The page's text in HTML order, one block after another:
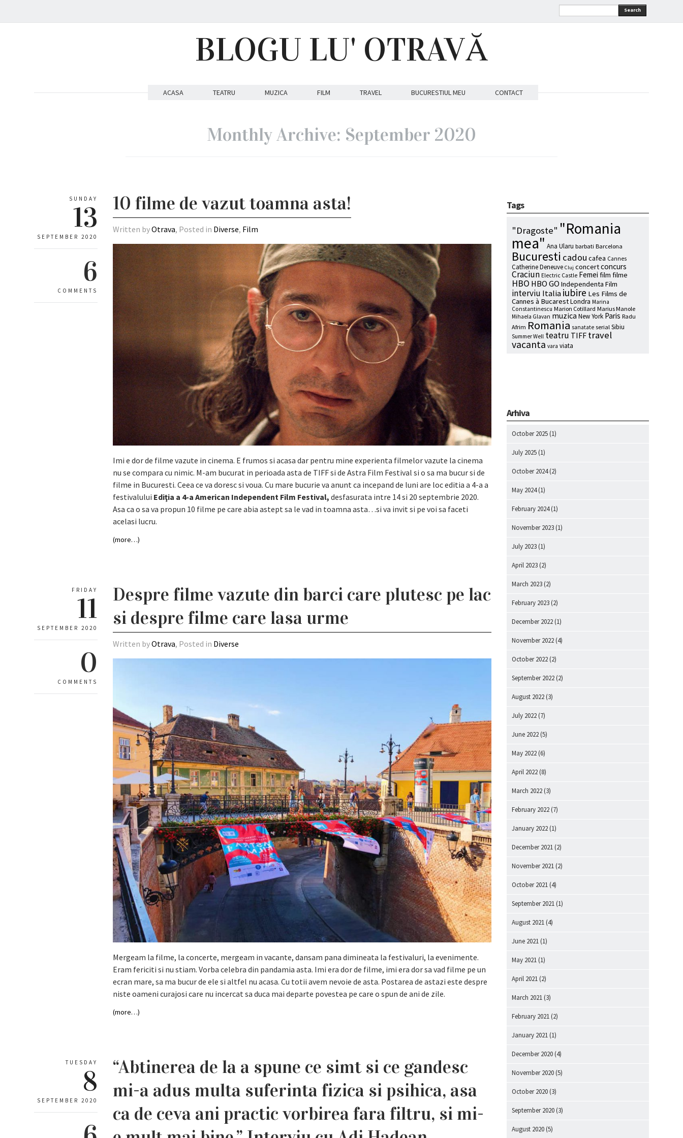
Search
BLOGU LU' OTRAVĂ
ACASA TEATRU MUZICA FILM TRAVEL BUCURESTIUL MEU CONTACT
Monthly Archive: September 2020
SUNDAY
13
SEPTEMBER 2020
6
COMMENTS
10 filme de vazut toamna asta!
Written byOtrava, Posted in Diverse, Film
Imi e dor de filme vazute in cinema. E frumos si acasa dar pentru mine experienta filmelor vazute la cinema
nu se compara cu nimic. M-am bucurat in perioada asta de TIFF si de Astra Film Festival si o sa ma bucur si de
filme in Bucuresti. Ceea ce va doresc si voua. Cu mare bucurie va anunt ca incepand de luni are loc editia a 4-a a
festivalului Ediţia a 4-a American Independent Film Festival,desfasurata intre 14 si 20 septembrie 2020.
Asa ca o sa va propun 10 filme pe care abia astept sa le vad in toamna asta…si va invit si pe voi sa faceti
acelasi lucru.
(more…)
FRIDAY
11
SEPTEMBER 2020
0
COMMENTS
Despre filme vazute din barci care plutesc pe lac
si despre filme care lasa urme
Written byOtrava, Posted in Diverse
Mergeam la filme, la concerte, mergeam in vacante, dansam pana dimineata la festivaluri, la evenimente.
Eram fericiti si nu stiam. Vorba celebra din pandamia asta. Imi era dor de filme, imi era dor sa vad filme pe un
ecran mare, sa ma bucur de ele si altfel nu acasa. Cu totii avem nevoie de asta. Postarea de astazi este despre
niste oameni curajosi care nu incercat sa duca mai departe povestea pe care o spun de ani de zile.
(more…)
TUESDAY
8
SEPTEMBER 2020
“Abtinerea de la a spune ce simt si ce gandesc
mi-a adus multa suferinta fizica si psihica, asa
ca de ceva ani practic vorbirea fara filtru, si mi-
Tags
"Dragoste" "Romania
mea" Ana Ularu barbati Barcelona
Bucuresti cadou cafea Cannes
Catherine Deneuve Cluj concertconcurs
Craciun Electric Castle Femei film filme
HBO HBO GO Independenta Film
interviu Italiaiubire Les Films de
Cannes à BucarestLondra Marina
Constantinescu Marion Cotillard Marius Manole
Mihaela Glavan muzica New York Paris Radu
Afrim Romania sanatate serial Sibiu
Summer Well teatru TIFF travel
vacanta vara viata
Arhiva
October 2025 (1)
July 2025 (1)
October 2024(2)
May 2024(1)
February 2024(1)
November 2023 (1)
July 2023 (1)
April 2023 (2)
March 2023 (2)
February 2023 (2)
December 2022 (1)
November 2022 (4)
October 2022 (2)
September 2022 (2)
August 2022 (3)
July 2022 (7)
June 2022 (5)
May 2022 (6)
April 2022 (8)
March 2022 (3)
February 2022 (7)
January 2022 (1)
December 2021 (2)
November 2021 (2)
October 2021 (4)
September 2021 (1)
August 2021 (4)
June 2021 (1)
May 2021 (1)
April 2021 (2)
March 2021 (3)
February 2021 (2)
January 2021 (1)
December 2020 (4)
November 2020 (5)
October 2020 (3)
September 2020 (3)
August 2020 (5)